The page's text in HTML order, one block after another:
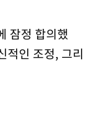
잠정 합의했
적인 조정, 그리